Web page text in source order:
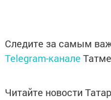
Следите за самым
Telegram-канале
Читайте новости